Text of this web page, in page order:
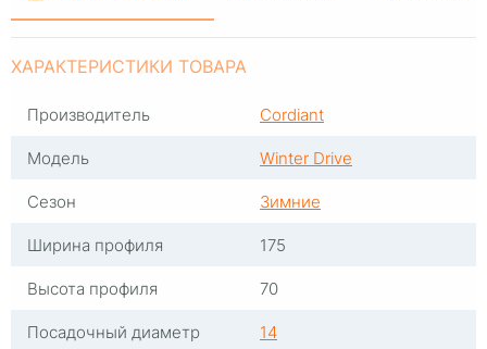
ХАРАКТЕРИСТИКИ ТОВАРА
Производитель
Cordiant
Модель
Winter Drive
Сезон
Зимние
Ширина профиля
175
Высота профиля
70
Посадочный диаметр
14